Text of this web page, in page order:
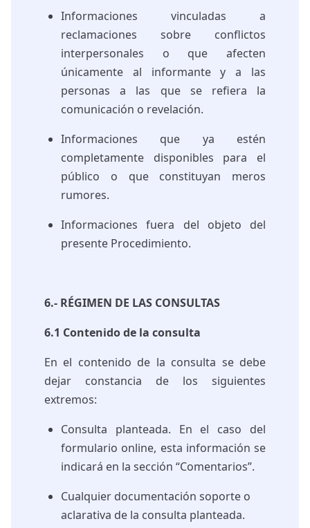
Informaciones vinculadas a
reclamaciones sobre conflictos
interpersonales o que afecten
únicamente al informante y a las
personas a las que se refiera la
comunicación o revelación.
Informaciones que ya estén
completamente disponibles para el
público o que constituyan meros
rumores.
Informaciones fuera del objeto del
presente Procedimiento.
6.- RÉGIMEN DE LAS CONSULTAS
6.1 Contenido de la consulta
En el contenido de la consulta se debe
dejar constancia de los siguientes
extremos:
Consulta planteada. En el caso del
formulario online, esta información se
indicará en la sección “Comentarios”.
Cualquier documentación soporte o
aclarativa de la consulta planteada.